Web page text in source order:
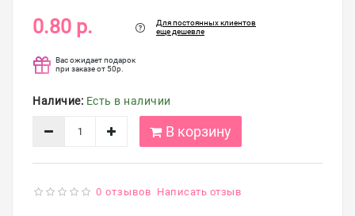
Распродажа
0.80 р.
Для постоянных клиентов
еще дешевле
Вас ожидает подарок
при заказе от 50р.
Наличие: Есть в наличии
В корзину
0 отзывов Написать отзыв